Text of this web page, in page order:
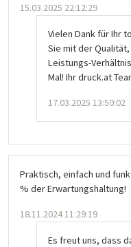
15.03.2025 22:12:29
Vielen Dank für Ihr
Sie mit der
Leistungs-
Mal! Ihr druck.at
17.03.2025 13:50:02
Praktisch, einfach und
% der Erwartungshaltung!
18.11.2024 11:29:19
Es freut uns, dass